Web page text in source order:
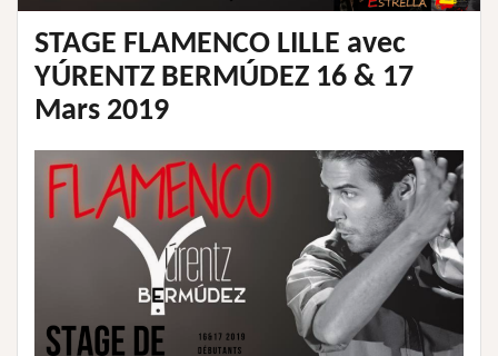
STAGE FLAMENCO LILLE avec
YÚRENTZ BERMÚDEZ 16 & 17
Mars 2019